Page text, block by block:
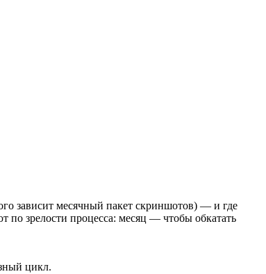
зависит месячный пакет скриншотов) — и где
по зрелости процесса: месяц — чтобы обкатать
цикл.